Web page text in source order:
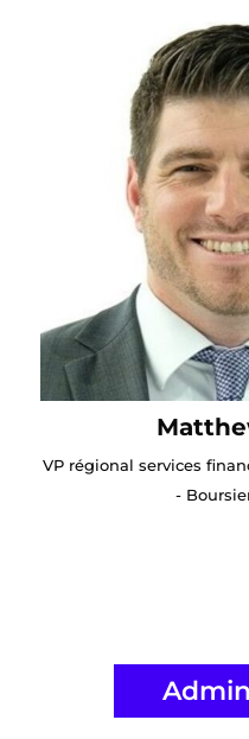
VP régional services
-